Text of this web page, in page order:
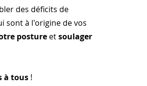
des déficits de
sont à l'origine de vos
posture etsoulager
à tous !